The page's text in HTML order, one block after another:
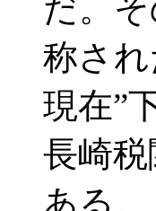
だ。
称され
現在”
長崎
ある。